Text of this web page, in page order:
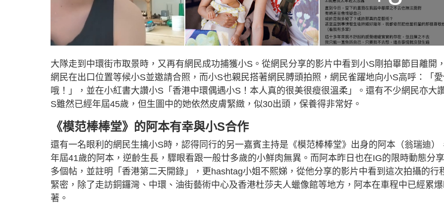
大隊走到中環街市取景時，又再有網民成功捕獲小S。從網民分享的影片中看到小S剛拍畢節目離開
網民在出口位置等候小S並邀請合照，而小S也親民搭著網民膊頭拍照，網民雀躍地向小S高呼：「
哦！」，並在小紅書大讚小S「香港中環偶遇小S！本人真的很美很瘦很溫柔」。還有不少網民亦大
S雖然已經年屆45歲，但生圖中的她依然皮膚緊緻，似30出頭，保養得非常好。
《模范棒棒堂》的阿本有幸與小S合作
還有一名眼利的網民生擒小S時，認得同行的另一嘉賓主持是《模范棒棒堂》出身的阿本（翁瑞迪）
年屆41歲的阿本，逆齡生長，驟眼看跟一般廿多歲的小鮮肉無異。而阿本昨日也在IG的限時動態分
多個帖，並註明「香港第二天開錄」，更hashtag小姐不熙娣，從他分享的影片中看到這次拍攝的行
緊密，除了走訪銅鑼灣、中環、油街藝術中心及香港杜莎夫人蠟像館等地方，阿本在車程中已經累
著。